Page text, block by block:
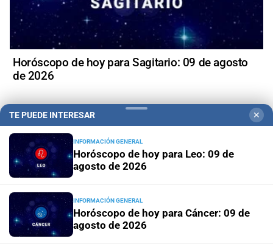
Horóscopo de hoy para Sagitario: 09 de agosto
de 2026
+ Política
TE PUEDE INTERESAR ✕
INFORMACIÓN GENERAL
Horóscopo de hoy para Leo: 09 de
agosto de 2026
INFORMACIÓN GENERAL
Horóscopo de hoy para Cáncer: 09 de
agosto de 2026